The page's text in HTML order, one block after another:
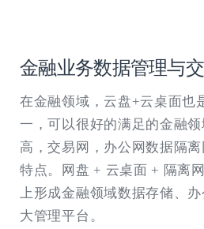
金融业务数据管理与
在金融领域，云盘+云桌面也
一，可以很好的满足的金融
高，交易网，办公网数据隔
特点。网盘 + 云桌面 + 隔离
上形成金融领域数据存储、
大管理平台。